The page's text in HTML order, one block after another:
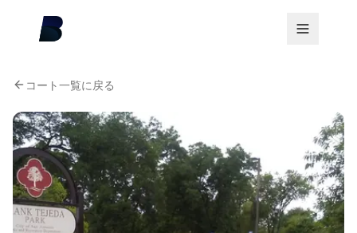
コート一覧に戻る